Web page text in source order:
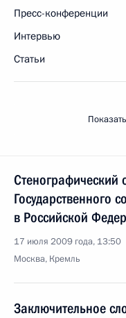
Пресс-конференции
Интервью
Статьи
Стенографический
Государственного
в Российской
17 июля 2009 года, 13:50
Москва, Кремль
Заключительное